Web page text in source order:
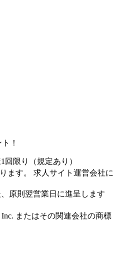
！
限り（規定あり）
ます。 求人サイト運営会社に
原則翌営業日に進呈します
またはその関連会社の商標